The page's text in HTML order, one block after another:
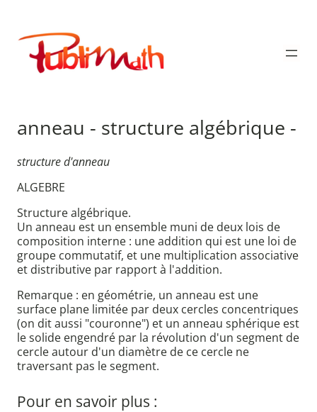
contenu
Publimath
anneau - structure algébrique -
structure d'anneau
ALGEBRE
Structure algébrique.
Un anneau est un ensemble muni de deux lois de
composition interne : une addition qui est une loi de
groupe commutatif, et une multiplication associative
et distributive par rapport à l'addition.
Remarque : en géométrie, un anneau est une
surface plane limitée par deux cercles concentriques
(on dit aussi "couronne") et un anneau sphérique est
le solide engendré par la révolution d'un segment de
cercle autour d'un diamètre de ce cercle ne
traversant pas le segment.
Pour en savoir plus :